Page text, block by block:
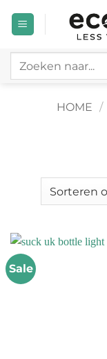
naar
Zoeken
HOME /
Sale